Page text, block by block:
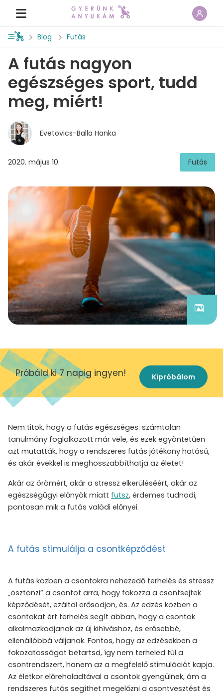
Blog Futás
A futás nagyon
egészséges sport, tudd
meg, miért!
Evetovics-Balla Hanka
2020. május 10. Futás
Próbáld ki 7 napig ingyen! Kipróbálom
Nem titok, hogy a futás egészséges: számtalan
tanulmány foglalkozott már vele, és ezek egyöntetűen
azt mutatták, hogy a rendszeres futás jótékony hatású,
és akár évekkel is meghosszabbíthatja az életet!
Akár az örömért, akár a stressz elkerüléséért, akár az
egészségügyi előnyök miatt futsz, érdemes tudnodi,
pontosan mik a futás valódi előnyei.
A futás stimulálja a csontképződést
A futás közben a csontokra nehezedő terhelés és stressz
„ösztönzi” a csontot arra, hogy fokozza a csontsejtek
képződését, ezáltal erősödjön, és. Az edzés közben a
csontokat ért terhelés segít abban, hogy a csontok
alkalmazkodjanak az új kihíváshoz, és erősebbé,
ellenállóbbá váljanak. Fontos, hogy az edzésekben a
fokozatosságot betartsd, így nem terheled túl a
csontrendszert, hanem az a megfelelő stimulációt kapja.
Az életkor előrehaladtával a csontok gyengülnek, ám a
rendszeres futás segíthet megelőzni a csontvesztést és